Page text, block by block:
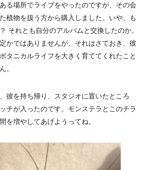
る場所でライブをやったのですが、その会
植物を扱う方から購入しました。いや、も
それとも自分のアルバムと交換したのか。
かではありませんが、それはさておき、彼
タニカルライフを大きく育ててくれたこと
。
彼を持ち帰り、スタジオに置いたところ
チが入ったのです。モンステラとこのチラ
を増やしてあげようってね。